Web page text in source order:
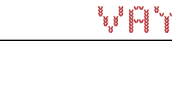
Трикотаж для всей семьи.
от 5 000